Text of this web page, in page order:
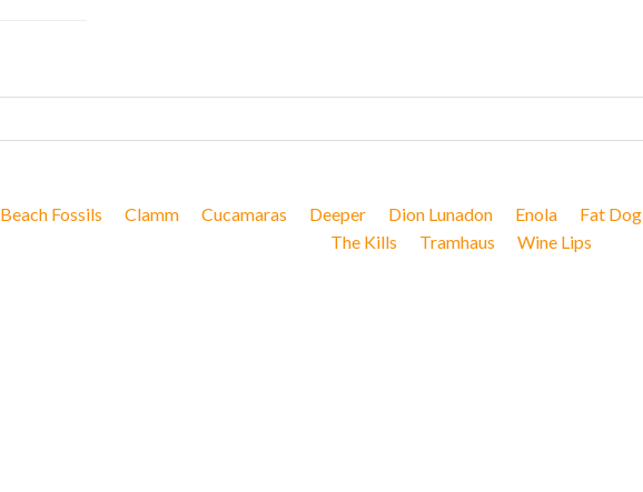
Beach Fossils Clamm Cucamaras Deeper Dion Lunadon Enola Fat Dog
The Kills
Tramhaus Wine Lips